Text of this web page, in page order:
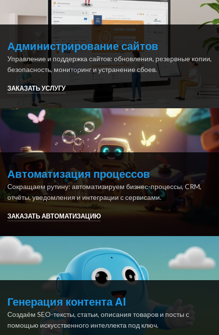
Администрирование сайтов
Управление и поддержка сайтов: обновления, резервные копии,
безопасность, мониторинг и устранение сбоев.
ЗАКАЗАТЬ УСЛУГУ
Автоматизация процессов
Сокращаем рутину: автоматизируем бизнес-процессы, CRM,
отчёты, уведомления и интеграции с сервисами.
ЗАКАЗАТЬ АВТОМАТИЗАЦИЮ
Генерация контента AI
Создаём SEO-тексты, статьи, описания товаров и посты с
помощью искусственного интеллекта под ключ.